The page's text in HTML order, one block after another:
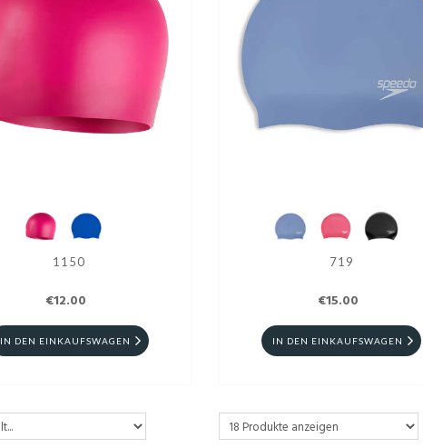
1150
€12.00
IN DEN EINKAUFSWAGEN
719
€15.00
IN DEN EINKAUFSWAGEN